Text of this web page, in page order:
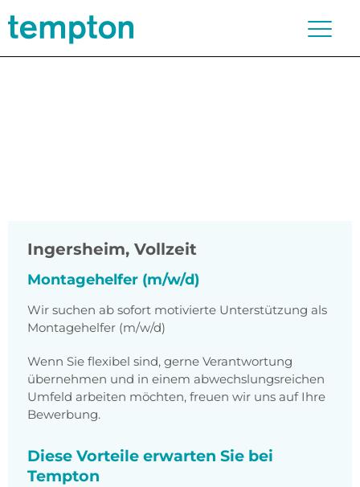
Ingersheim, Vollzeit
Montagehelfer (m/w/d)
Wir suchen ab sofort motivierte Unterstützung als
Montagehelfer (m/w/d)
Wenn Sie flexibel sind, gerne Verantwortung
übernehmen und in einem abwechslungsreichen
Umfeld arbeiten möchten, freuen wir uns auf Ihre
Bewerbung.
Diese Vorteile erwarten Sie bei
Tempton